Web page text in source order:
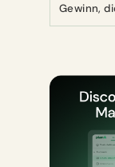
Gewinn,